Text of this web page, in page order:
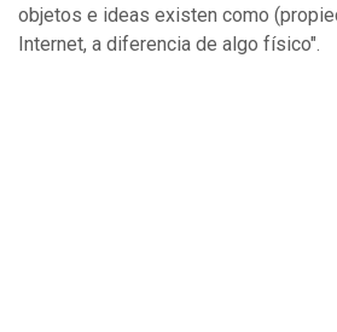
objetos e ideas existen como
Internet, a diferencia de algo físico".